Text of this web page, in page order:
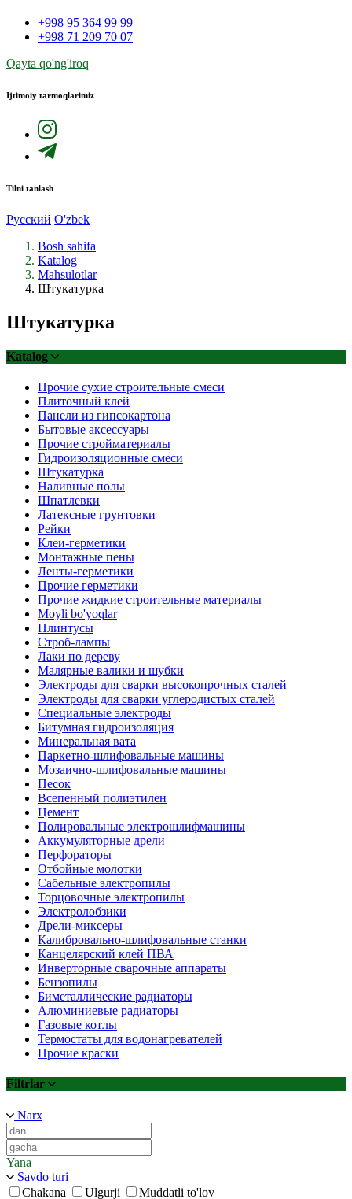
+998 95 364 99 99
+998 71 209 70 07
Qayta qo'ng'iroq
Ijtimoiy tarmoqlarimiz
Tilni tanlash
Русский O'zbek
Bosh sahifa
Katalog
Mahsulotlar
Штукатурка
Штукатурка
Katalog
Прочие сухие строительные смеси
Плиточный клей
Панели из гипсокартона
Бытовые аксессуары
Прочие стройматериалы
Гидроизоляционные смеси
Штукатурка
Наливные полы
Шпатлевки
Латексные грунтовки
Рейки
Клеи-герметики
Монтажные пены
Ленты-герметики
Прочие герметики
Прочие жидкие строительные материалы
Moyli bo'yoqlar
Плинтусы
Строб-лампы
Лаки по дереву
Малярные валики и шубки
Электроды для сварки высокопрочных сталей
Электроды для сварки углеродистых сталей
Специальные электроды
Битумная гидроизоляция
Минеральная вата
Паркетно-шлифовальные машины
Мозаично-шлифовальные машины
Песок
Всепенный полиэтилен
Цемент
Полировальные электрошлифмашины
Аккумуляторные дрели
Перфораторы
Отбойные молотки
Сабельные электропилы
Торцовочные электропилы
Электролобзики
Дрели-миксеры
Калибровально-шлифовальные станки
Канцелярский клей ПВА
Инверторные сварочные аппараты
Бензопилы
Биметаллические радиаторы
Алюминиевые радиаторы
Газовые котлы
Термостаты для водонагревателей
Прочие краски
Filtrlar
Narx
Yana
Savdo turi
Chakana
Ulgurji Muddatli to'lov